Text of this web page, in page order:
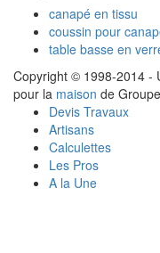
canapé en tissu
coussin pour
table basse en
Copyright © 1998-2014 -
pour la maison de
Devis Travaux
Artisans
Calculettes
Les Pros
A la Une